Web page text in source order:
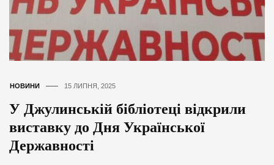
НОВИНИ 15 ЛИПНЯ, 2025
У Джулинській бібліотеці відкрили
виставку до Дня Української
Державності